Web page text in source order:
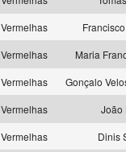
Vermelhas
Vermelhas
Maria
Vermelhas
Gonçalo
Vermelhas
João
Vermelhas
Dinis